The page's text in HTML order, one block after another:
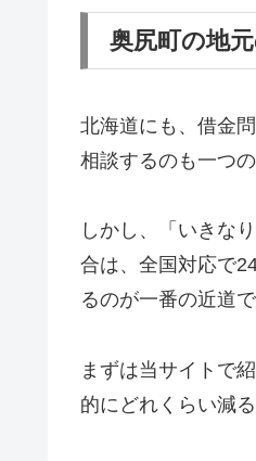
奥尻町の地
北海道にも、借金
相談するのも一つ
しかし、「いきな
合は、全国対応で
るのが一番の近道で
まずは当サイトで
的にどれくらい減